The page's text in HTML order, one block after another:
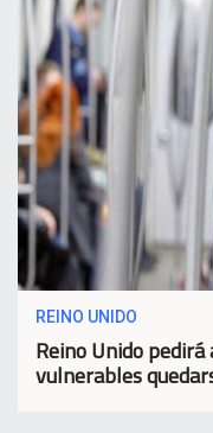
REINO UNIDO
Reino Unido
vulnerables